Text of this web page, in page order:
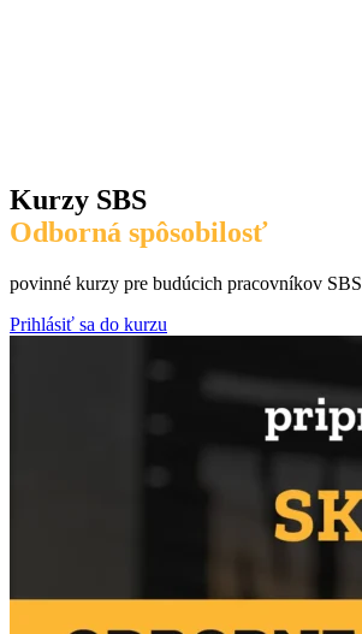
Kurzy SBS
Odborná spôsobilosť
povinné kurzy pre budúcich pracovníkov SBS
Prihlásiť sa do kurzu